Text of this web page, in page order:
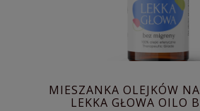
MIESZANKA OLEJKÓW
LEKKA GŁOWA OILO